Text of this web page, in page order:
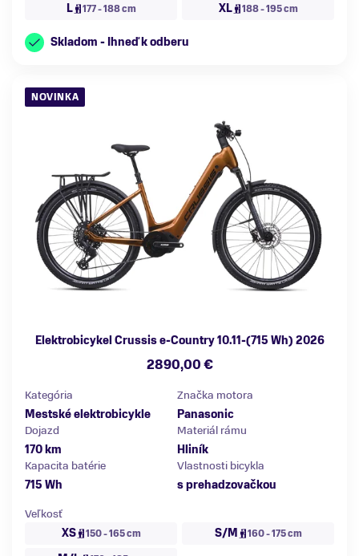
L 177 - 188 cm XL 188 - 195 cm
Skladom - Ihneď k odberu
NOVINKA
Elektrobicykel Crussis e-Country 10.11-(715 Wh) 2026
2890,00 €
Kategória
Mestské elektrobicykle
Značka motora
Panasonic
Dojazd
170 km
Materiál rámu
Hliník
Kapacita batérie
715 Wh
Vlastnosti bicykla
s prehadzovačkou
Veľkosť
XS
150 - 165 cm S/M 160 - 175 cm